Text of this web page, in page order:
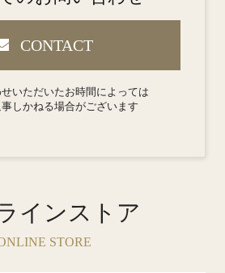
CONTACT
いただいたお時間によっては
しかねる場合がございます
インストア
STORE